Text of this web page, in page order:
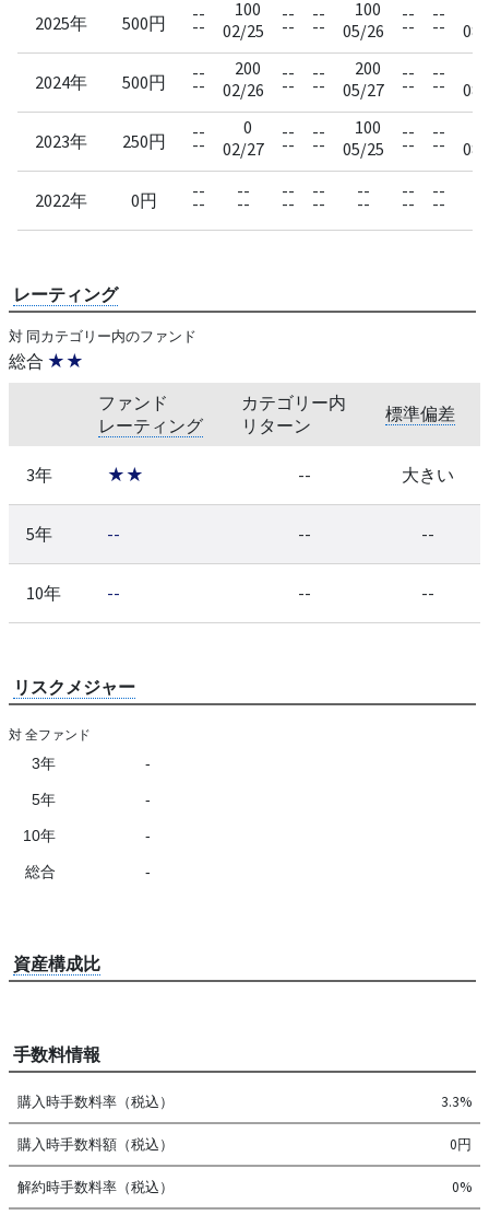
2025年 500円 --
--
100
02/25
--
--
--
--
100
05/26
--
--
--
--
2024年 500円 --
--
200
02/26
--
--
--
--
200
05/27
--
--
--
--
2023年 250円 --
--
0
02/27
--
--
--
--
100
05/25
--
--
--
--
2022年 0円 --
--
--
--
--
--
--
--
--
--
--
--
--
--
レーティング
対 同カテゴリー内のファンド
総合 ★★
ファンド
レーティング
カテゴリー内
リターン
標準偏差
3年 ★★ -- 大きい
5年 -- -- --
10年 -- -- --
リスクメジャー
対 全ファンド
3年 -
5年 -
10年 -
総合 -
資産構成比
手数料情報
購入時手数料率（税込） 3.3%
購入時手数料額（税込） 0円
解約時手数料率（税込） 0%